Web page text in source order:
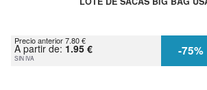
Precio anterior 7.80 €
A partir de: 1.95 €
SIN IVA -75%